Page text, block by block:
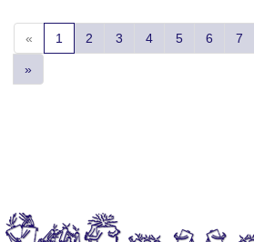
« 1 2 3 4 5 6 7
»